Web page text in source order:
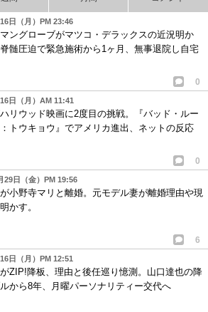
日（月）PM 23:46
ングローブがマツコ・デラックスの近況明か
髄圧迫で緊急施術から1ヶ月、無事退院し自宅
0
日（月）AM 11:41
リウッド映画に2度目の挑戦。『バッド・ルー
トウキョウ』でアメリカ進出、ネットの反応
0
29日（金）PM 19:56
小野寺マリと離婚。元モデル妻が離婚理由や現
かす。
6
日（月）PM 12:51
ZIP!降板、理由と後任巡り憶測。山口達也の降
から8年、月曜パーソナリティー交代へ